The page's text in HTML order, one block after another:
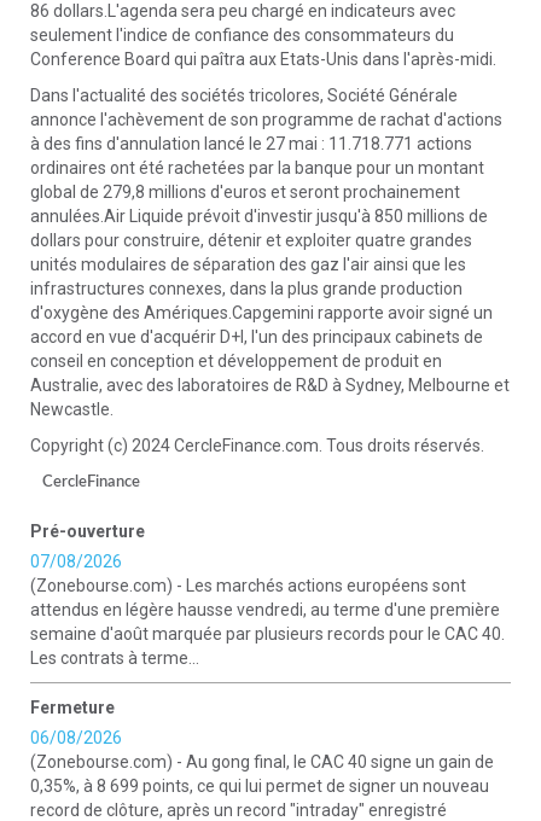
86 dollars.L'agenda sera peu chargé en indicateurs avec
seulement l'indice de confiance des consommateurs du
Conference Board qui paîtra aux Etats-Unis dans l'après-midi.
Dans l'actualité des sociétés tricolores, Société Générale
annonce l'achèvement de son programme de rachat d'actions
à des fins d'annulation lancé le 27 mai : 11.718.771 actions
ordinaires ont été rachetées par la banque pour un montant
global de 279,8 millions d'euros et seront prochainement
annulées.Air Liquide prévoit d'investir jusqu'à 850 millions de
dollars pour construire, détenir et exploiter quatre grandes
unités modulaires de séparation des gaz l'air ainsi que les
infrastructures connexes, dans la plus grande production
d'oxygène des Amériques.Capgemini rapporte avoir signé un
accord en vue d'acquérir D+I, l'un des principaux cabinets de
conseil en conception et développement de produit en
Australie, avec des laboratoires de R&D à Sydney, Melbourne et
Newcastle.
Copyright (c) 2024 CercleFinance.com. Tous droits réservés.
CercleFinance
Pré-ouverture
07/08/2026
(Zonebourse.com) - Les marchés actions européens sont
attendus en légère hausse vendredi, au terme d'une première
semaine d'août marquée par plusieurs records pour le CAC 40.
Les contrats à terme...
Fermeture
06/08/2026
(Zonebourse.com) - Au gong final, le CAC 40 signe un gain de
0,35%, à 8 699 points, ce qui lui permet de signer un nouveau
record de clôture, après un record "intraday" enregistré